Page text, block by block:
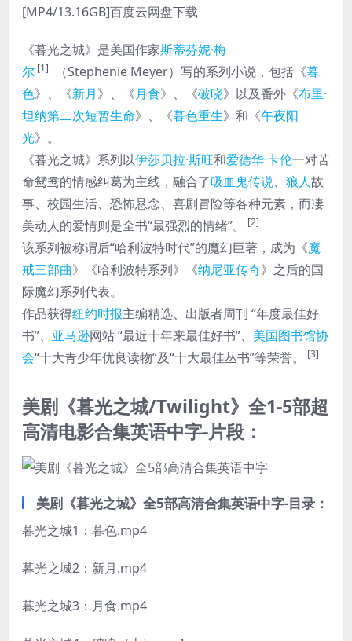
[MP4/13.16GB]百度云网盘下载
《暮光之城》是美国作家斯蒂芬妮·梅
尔 [1] （Stephenie Meyer）写的系列小说，包括《暮
色》、《新月》、《月食》、《破晓》以及番外《布里·
坦纳第二次短暂生命》、《暮色重生》和《午夜阳
光》。
《暮光之城》系列以伊莎贝拉·斯旺和爱德华·卡伦一对苦
命鸳鸯的情感纠葛为主线，融合了吸血鬼传说、 狼人故
事、校园生活、恐怖悬念、喜剧冒险等各种元素，而凄
美动人的爱情则是全书“最强烈的情绪”。
[2]
该系列被称谓后“哈利波特时代”的魔幻巨著，成为《魔
戒三部曲》《哈利波特系列》《纳尼亚传奇》之后的国
际魔幻系列代表。
作品获得纽约时报主编精选、出版者周刊 “年度最佳好
书”、 亚马逊网站 “最近十年来最佳好书”、 美国图书馆协
会“十大青少年优良读物”及“十大最佳丛书”等荣誉。 [3]
美剧《暮光之城/Twilight》全1-5部超
高清电影合集英语中字-片段：
美剧《暮光之城》全5部高清合集英语中字-目录：
暮光之城1：暮色.mp4
暮光之城2：新月.mp4
暮光之城3：月食.mp4